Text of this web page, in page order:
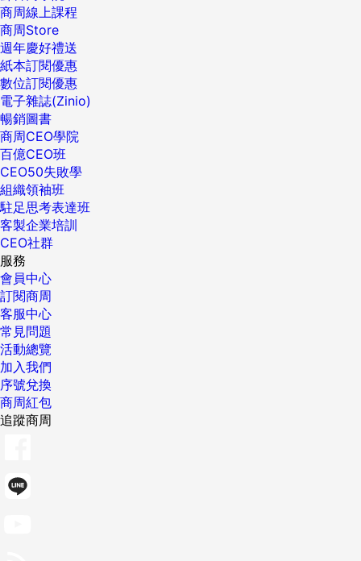
商周線上課程
商周Store
週年慶好禮送
紙本訂閱優惠
數位訂閱優惠
電子雜誌(Zinio)
暢銷圖書
商周CEO學院
百億CEO班
CEO50失敗學
組織領袖班
駐足思考表達班
客製企業培訓
CEO社群
服務
會員中心
訂閱商周
客服中心
常見問題
活動總覽
加入我們
序號兌換
商周紅包
追蹤商周